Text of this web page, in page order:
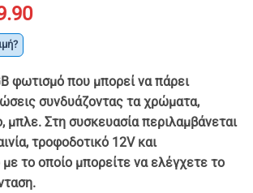
Η
είναι:
€ 19.90.
φωτισμό που μπορεί να πάρει
συνδυάζοντας τα χρώματα,
μπλε. Στη συσκευασία περιλαμβάνεται
τροφοδοτικό 12V και
με το οποίο μπορείτε να ελέγχετε το